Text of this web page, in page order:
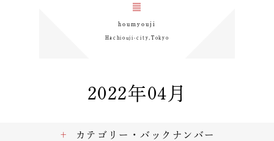
houmyouji
Hachiouji-city,Tokyo
2022年04月
カテゴリー・バックナンバー